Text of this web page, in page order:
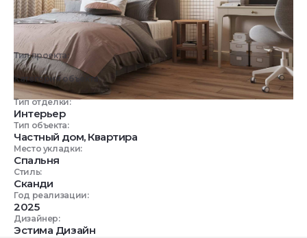
Тип проекта:
3D визуализация
Категория объекта:
Жилые объекты
Тип отделки:
Интерьер
Тип объекта:
Частный дом, Квартира
Место укладки:
Спальня
Стиль:
Сканди
Год реализации:
2025
Дизайнер:
Эстима Дизайн